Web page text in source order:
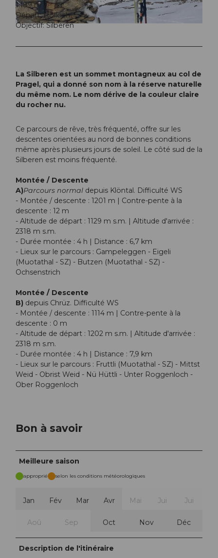
© Alpenkarte, Stoos-Muotatal Tourismus
1.189 m
Départ: Hölloch
Objectif: Silberen
La Silberen est un sommet montagneux au col de
Pragel, qui a donné son nom à la réserve naturelle
du même nom. Le nom dérive de la couleur claire
du rocher nu.
Ce parcours de rêve, très fréquenté, offre sur les
descentes orientées au nord de bonnes conditions
même après plusieurs jours de soleil. Le côté sud de la
Silberen est moins fréquenté.
Montée / Descente
A)Parcours normal depuis Klöntal. Difficulté WS
- Montée / descente : 1201 m | Contre-pente à la
descente : 12 m
- Altitude de départ : 1129 m s.m. | Altitude d'arrivée :
2318 m s.m.
- Durée montée : 4 h | Distance : 6,7 km
- Lieux sur le parcours : Gampeleggen - Eigeli
(Muotathal - SZ) - Butzen (Muotathal - SZ) -
Ochsenstrich
Montée / Descente
B) depuis Chrüz. Difficulté WS
- Montée / descente : 1114 m | Contre-pente à la
descente : 0 m
- Altitude de départ : 1202 m s.m. | Altitude d'arrivée :
2318 m s.m.
- Durée montée : 4 h | Distance : 7,9 km
- Lieux sur le parcours : Fruttli (Muotathal - SZ) - Mittst
Weid - Obrist Weid - Nü Hüttli - Unter Roggenloch -
Ober Roggenloch
Bon à savoir
Meilleure saison
approprié selon les conditions météorologiques
Jan Fév Mar Avr Mai Jui Jui
Aoû Sep Oct Nov Déc
Description de l'itinéraire